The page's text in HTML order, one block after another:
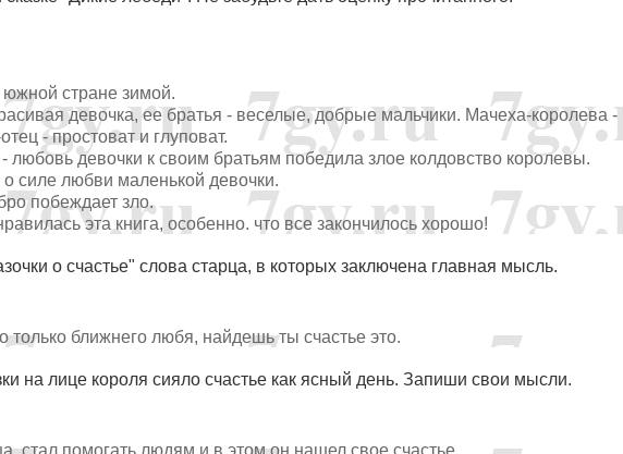
южной стране зимой.
девочка, ее братья - веселые, добрые мальчики. Мачеха-королева -
- простоват и глуповат.
любовь девочки к своим братьям победила злое колдовство королевы.
о силе любви маленькой девочки.
побеждает зло.
эта книга, особенно. что все закончилось хорошо!
о счастье" слова старца, в которых заключена главная мысль.
ближнего любя, найдешь ты счастье это.
на лице короля сияло счастье как ясный день. Запиши свои мысли.
стал помогать людям и в этом он нашел свое счастье.